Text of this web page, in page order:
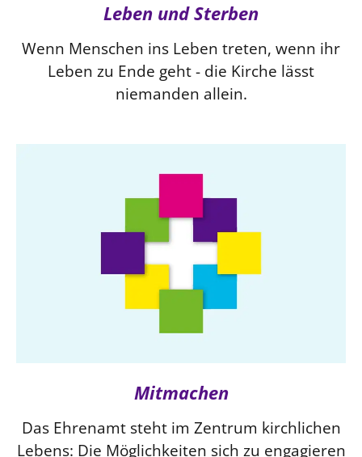
Leben und Sterben
Wenn Menschen ins Leben treten, wenn ihr
Leben zu Ende geht - die Kirche lässt
niemanden allein.
Mitmachen
Das Ehrenamt steht im Zentrum kirchlichen
Lebens: Die Möglichkeiten sich zu engagieren